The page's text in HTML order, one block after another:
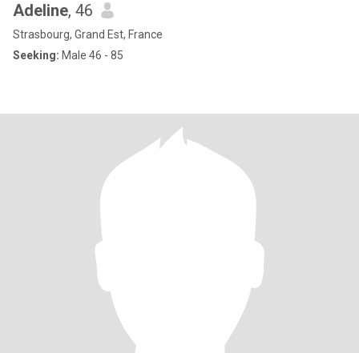
Adeline, 46
Strasbourg, Grand Est, France
Seeking: Male 46 - 85